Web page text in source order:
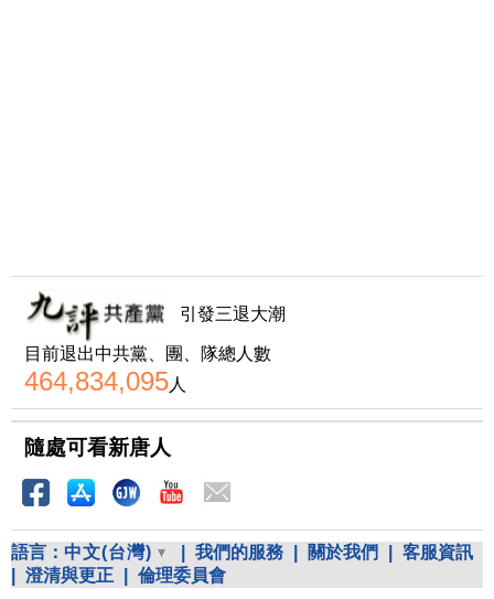
引發三退大潮
目前退出中共黨、團、隊總人數
464,834,095人
隨處可看新唐人
語言： 中文(台灣) 我們的服務 關於我們
客服資訊
澄清與更正 倫理委員會